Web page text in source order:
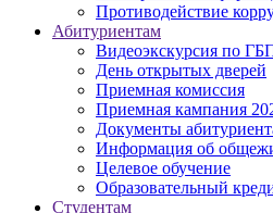
Противодействие
Абитуриентам
Видеоэкскурсия по
День открытых дверей
Приемная комиссия
Приемная кампания
Дoкументы
Информация об
Целевое обучение
Образовательный
Студентам